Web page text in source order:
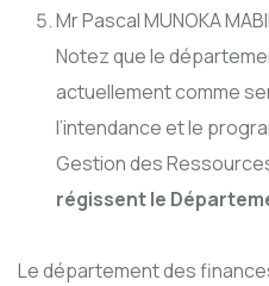
Mr Pascal MUNOKA
Notez que le
actuellement comme
l’intendance et le
Gestion des
régissent le
Le département des